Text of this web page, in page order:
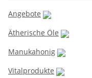
Angebote
Ätherische Öle
Manukahonig
Vitalprodukte